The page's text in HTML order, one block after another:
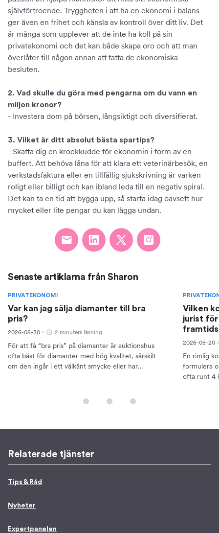
självförtroende. Tryggheten i att ha en ekonomi i balans
ger även en frihet och känsla av kontroll över ditt liv. Det
är många som upplever att de inte ha koll på sin
privatekonomi och det kan både skapa oro och att man
överlåter till någon annan att fatta de ekonomiska
besluten.
2. Vad skulle du göra med pengarna om du vann en
miljon kronor?
- Investera dom på börsen, långsiktigt och diversifierat.
3. Vilket är ditt absolut bästa spartips?
- Skaffa dig en krockkudde för ekonomin i form av en
buffert. Att behöva låna för att klara ett veterinärbesök, en
verkstadsfaktura eller en tillfällig sjukskrivning är varken
roligt eller billigt och kan ibland leda till en negativ spiral.
Det kan ta en tid att bygga upp, så starta idag oavsett hur
mycket eller lite pengar du kan lägga undan.
Senaste artiklarna från Sharon
PRIVATEKONOMI
Var kan jag sälja diamanter till bra
pris?
2026-05-30 2 minuters läsning
För att få “bra pris” på diamanter är auktionshus
ofta bäst för diamanter med hög kvalitet, särskilt
om den ingår i ett välkänt smycke eller har
Vilken
jurist
2026-05-20
En rimlig
formulera
ofta runt 4
Relaterade tjänster
Tips & Råd
Nyheter
Expertpanelen